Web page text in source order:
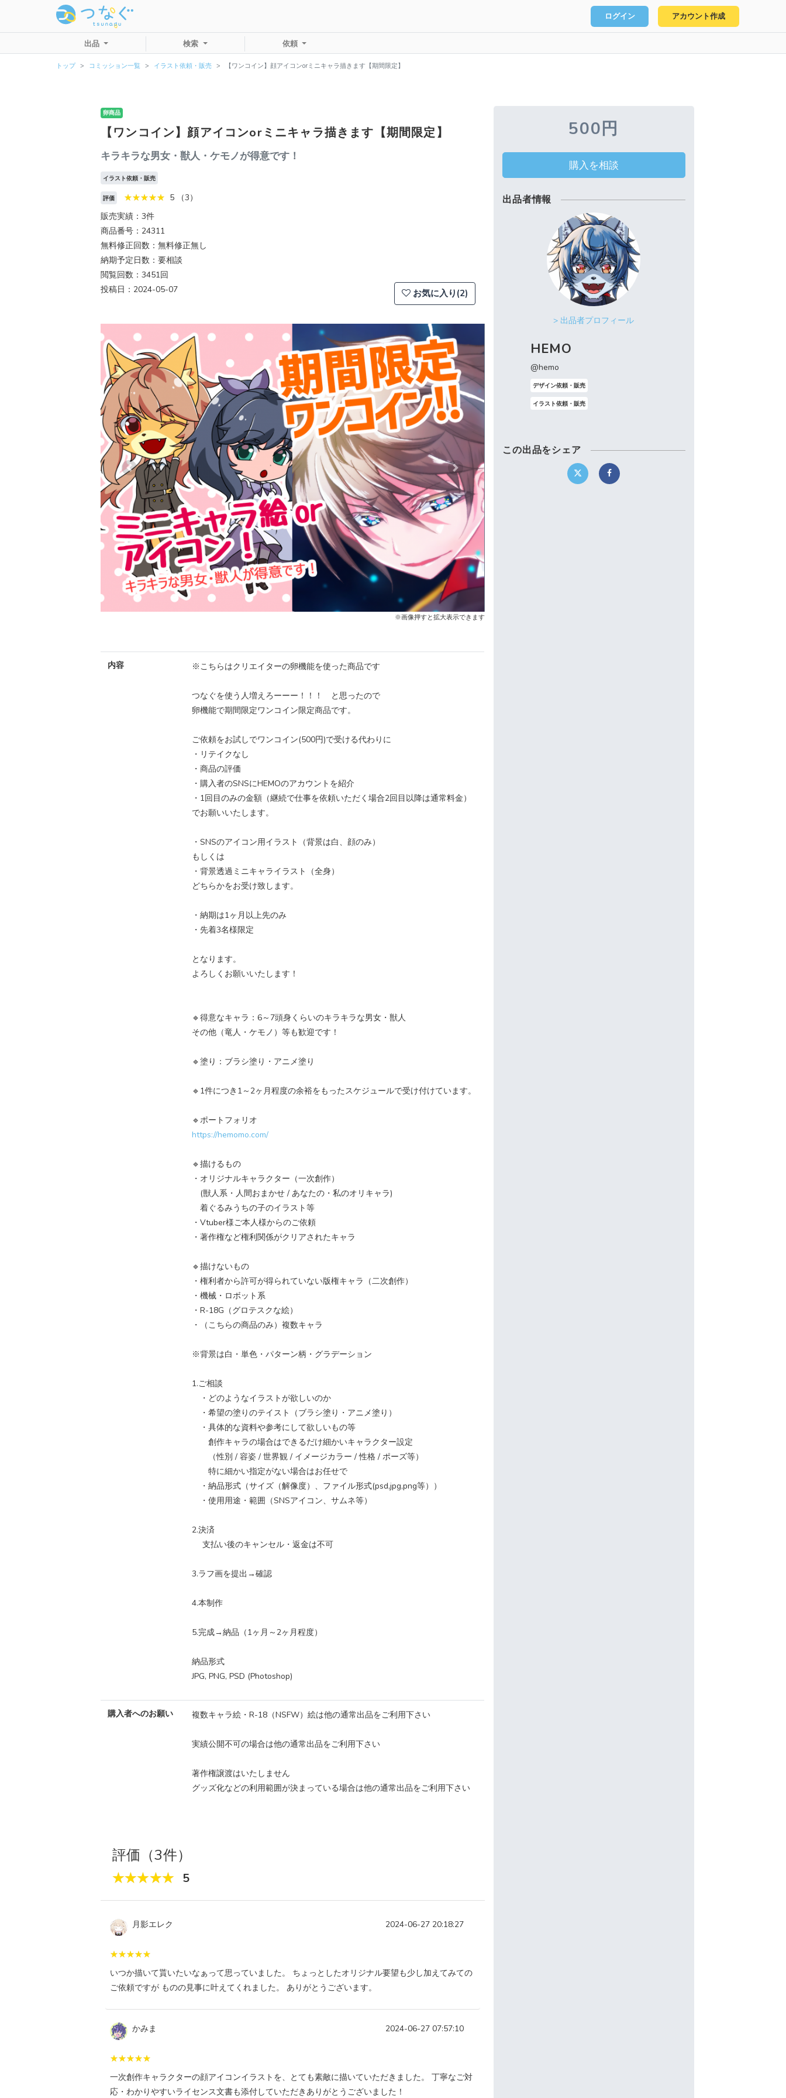
ログイン アカウント作成
出品 検索 依頼
トップ コミッション一覧 イラスト依頼・販売 【ワンコイン】顔アイコンorミニキャラ描きます【期間限定】
卵商品
【ワンコイン】顔アイコンorミニキャラ描きます【期間限定】
キラキラな男女・獣人・ケモノが得意です！
イラスト依頼・販売
評価
5 （3）
販売実績：3件
商品番号：24311
無料修正回数：無料修正無し
納期予定日数：要相談
閲覧回数：3451回
投稿日：2024-05-07
お気に入り(2)
Previous Next
※画像押すと拡大表示できます
内容 ※こちらはクリエイターの卵機能を使った商品です
つなぐを使う人増えろーーー！！！ と思ったので
卵機能で期間限定ワンコイン限定商品です。
ご依頼をお試しでワンコイン(500円)で受ける代わりに
・リテイクなし
・商品の評価
・購入者のSNSにHEMOのアカウントを紹介
・1回目のみの金額（継続で仕事を依頼いただく場合2回目以降は通常料金）
でお願いいたします。
・SNSのアイコン用イラスト（背景は白、顔のみ）
もしくは
・背景透過ミニキャライラスト（全身）
どちらかをお受け致します。
・納期は1ヶ月以上先のみ
・先着3名様限定
となります。
よろしくお願いいたします！
🔹得意なキャラ：6～7頭身くらいのキラキラな男女・獣人
その他（竜人・ケモノ）等も歓迎です！
🔹塗り：ブラシ塗り・アニメ塗り
🔹1件につき1～2ヶ月程度の余裕をもったスケジュールで受け付けています。
🔹ポートフォリオ
https://hemomo.com/
🔹描けるもの
・オリジナルキャラクター（一次創作）
(獣人系・人間おまかせ / あなたの・私のオリキャラ)
着ぐるみうちの子のイラスト等
・Vtuber様ご本人様からのご依頼
・著作権など権利関係がクリアされたキャラ
🔹描けないもの
・権利者から許可が得られていない版権キャラ（二次創作）
・機械・ロボット系
・R-18G（グロテスクな絵）
・（こちらの商品のみ）複数キャラ
※背景は白・単色・パターン柄・グラデーション
1.ご相談
・どのようなイラストが欲しいのか
・希望の塗りのテイスト（ブラシ塗り・アニメ塗り）
・具体的な資料や参考にして欲しいもの等
創作キャラの場合はできるだけ細かいキャラクター設定
（性別 / 容姿 / 世界観 / イメージカラー / 性格 / ポーズ等）
特に細かい指定がない場合はお任せで
・納品形式（サイズ（解像度）、ファイル形式(psd,jpg,png等））
・使用用途・範囲（SNSアイコン、サムネ等）
2.決済
支払い後のキャンセル・返金は不可
3.ラフ画を提出→確認
4.本制作
5.完成→納品（1ヶ月～2ヶ月程度）
納品形式
JPG, PNG, PSD (Photoshop)
購入者へのお願い 複数キャラ絵・R-18（NSFW）絵は他の通常出品をご利用下さい
実績公開不可の場合は他の通常出品をご利用下さい
著作権譲渡はいたしません
グッズ化などの利用範囲が決まっている場合は他の通常出品をご利用下さい
評価（3件）
5
月影エレク 2024-06-27 20:18:27
いつか描いて貰いたいなぁって思っていました。 ちょっとしたオリジナル要望も少し加えてみての
ご依頼ですが ものの見事に叶えてくれました。 ありがとうございます。
かみま 2024-06-27 07:57:10
一次創作キャラクターの顔アイコンイラストを、とても素敵に描いていただきました。 丁寧なご対
応・わかりやすいライセンス文書も添付していただきありがとうございました！
500円
購入を相談
出品者情報
> 出品者プロフィール
HEMO
@hemo
デザイン依頼・販売
イラスト依頼・販売
この出品をシェア